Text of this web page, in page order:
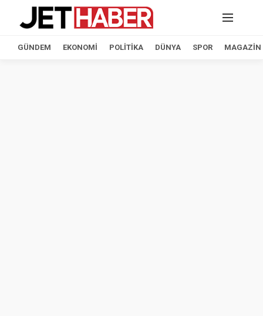
GÜNDEM EKONOMI POLITIKA DÜNYA SPOR MAGAZIN